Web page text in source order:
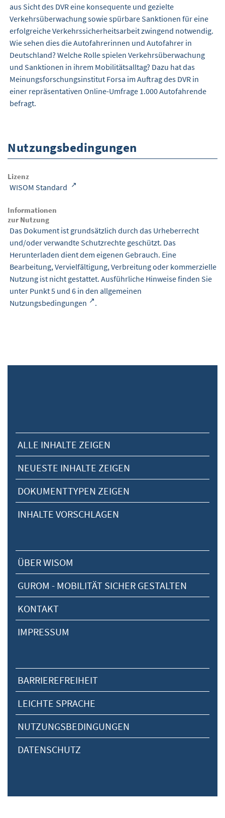
aus Sicht des DVR eine konsequente und gezielte
Verkehrsüberwachung sowie spürbare Sanktionen für eine
erfolgreiche Verkehrssicherheitsarbeit zwingend notwendig.
Wie sehen dies die Autofahrerinnen und Autofahrer in
Deutschland? Welche Rolle spielen Verkehrsüberwachung
und Sanktionen in ihrem Mobilitätsalltag? Dazu hat das
Meinungsforschungsinstitut Forsa im Auftrag des DVR in
einer repräsentativen Online-Umfrage 1.000 Autofahrende
befragt.
Nutzungsbedingungen
Lizenz
WISOM Standard
Informationen
zur Nutzung
Das Dokument ist grundsätzlich durch das Urheberrecht
und/oder verwandte Schutzrechte geschützt. Das
Herunterladen dient dem eigenen Gebrauch. Eine
Bearbeitung, Vervielfältigung, Verbreitung oder kommerzielle
Nutzung ist nicht gestattet. Ausführliche Hinweise finden Sie
unter Punkt 5 und 6 in den allgemeinen
Nutzungsbedingungen
.
ALLE INHALTE ZEIGEN
NEUESTE INHALTE ZEIGEN
DOKUMENTTYPEN ZEIGEN
INHALTE VORSCHLAGEN
ÜBER WISOM
GUROM - MOBILITÄT SICHER GESTALTEN
KONTAKT
IMPRESSUM
BARRIEREFREIHEIT
LEICHTE SPRACHE
NUTZUNGSBEDINGUNGEN
DATENSCHUTZ